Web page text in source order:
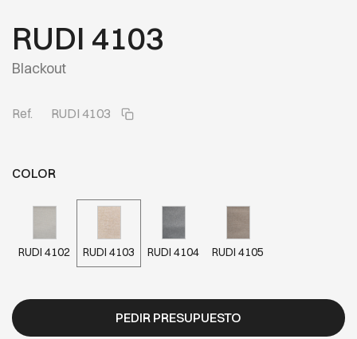
RUDI 4103
Blackout
Ref. RUDI 4103
COLOR
RUDI 4102 RUDI 4103 RUDI 4104 RUDI 4105
PEDIR PRESUPUESTO